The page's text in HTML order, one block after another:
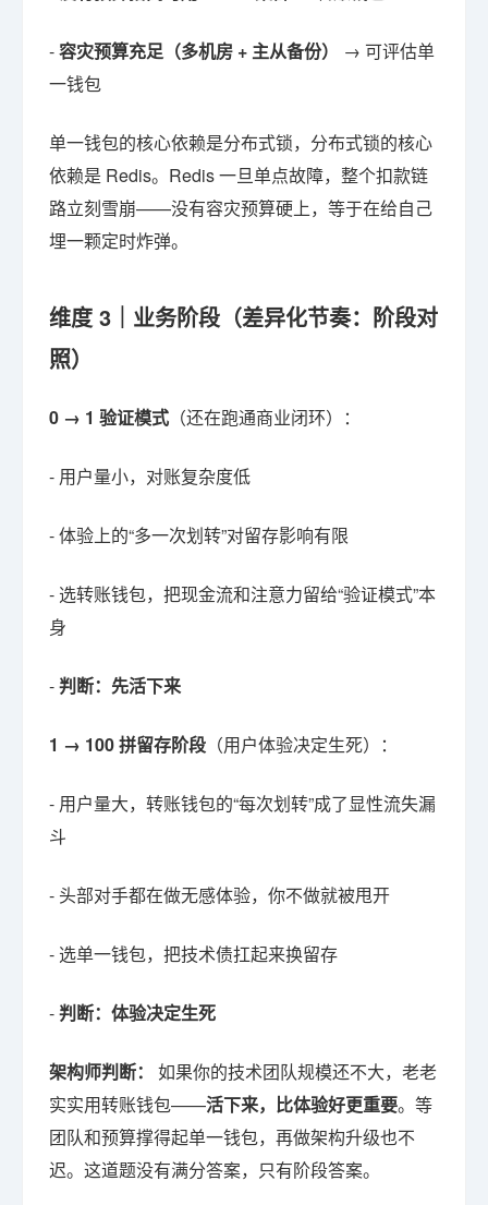
-容灾预算充足（多机房 + 主从备份）
→ 可评估单
一钱包
单一钱包的核心依赖是分布式锁，分布式锁的核心
依赖是 Redis。Redis 一旦单点故障，整个扣款链
路立刻雪崩——没有容灾预算硬上，等于在给自己
埋一颗定时炸弹。
维度 3｜业务阶段（差异化节奏：阶段对
照）
0 → 1 验证模式 （还在跑通商业闭环）：
- 用户量小，对账复杂度低
- 体验上的“多一次划转”对留存影响有限
- 选转账钱包，把现金流和注意力留给“验证模式”本
身
-判断：先活下来
1 → 100 拼留存阶段 （用户体验决定生死）：
- 用户量大，转账钱包的“每次划转”成了显性流失漏
斗
- 头部对手都在做无感体验，你不做就被甩开
- 选单一钱包，把技术债扛起来换留存
-判断：体验决定生死
架构师判断：
如果你的技术团队规模还不大，老老
实实用转账钱包——活下来，比体验好更重要。等
团队和预算撑得起单一钱包，再做架构升级也不
迟。这道题没有满分答案，只有阶段答案。